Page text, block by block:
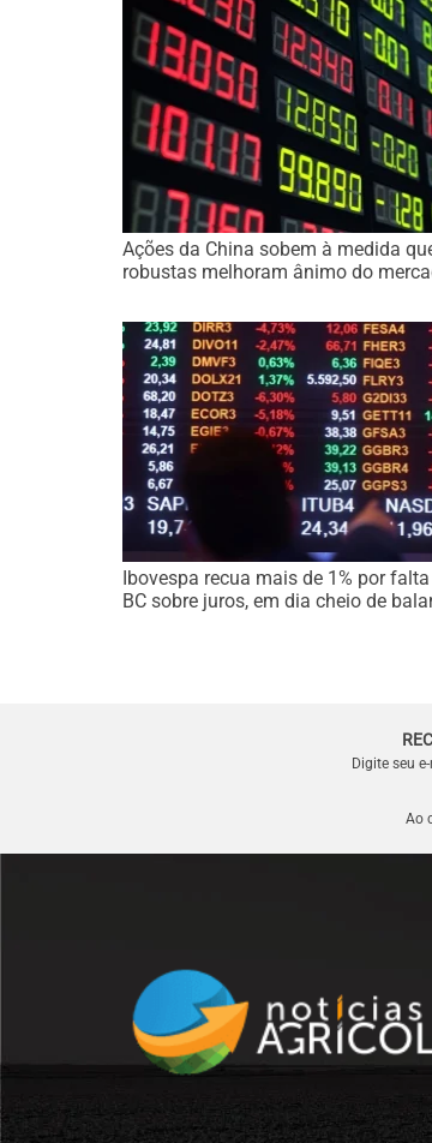
Ações da China sobem à medida
robustas melhoram ânimo do
Ibovespa recua mais de 1% por
BC sobre juros, em dia cheio de
Digite seu
Ao